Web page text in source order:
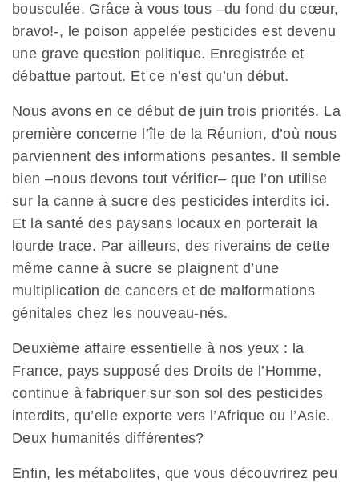
bousculée. Grâce à vous tous –du fond du cœur,
bravo!-, le poison appelée pesticides est devenu
une grave question politique. Enregistrée et
débattue partout. Et ce n’est qu’un début.
Nous avons en ce début de juin trois priorités. La
première concerne l’île de la Réunion, d’où nous
parviennent des informations pesantes. Il semble
bien –nous devons tout vérifier– que l’on utilise
sur la canne à sucre des pesticides interdits ici.
Et la santé des paysans locaux en porterait la
lourde trace. Par ailleurs, des riverains de cette
même canne à sucre se plaignent d’une
multiplication de cancers et de malformations
génitales chez les nouveau-nés.
Deuxième affaire essentielle à nos yeux : la
France, pays supposé des Droits de l’Homme,
continue à fabriquer sur son sol des pesticides
interdits, qu’elle exporte vers l’Afrique ou l’Asie.
Deux humanités différentes?
Enfin, les métabolites, que vous découvrirez peu